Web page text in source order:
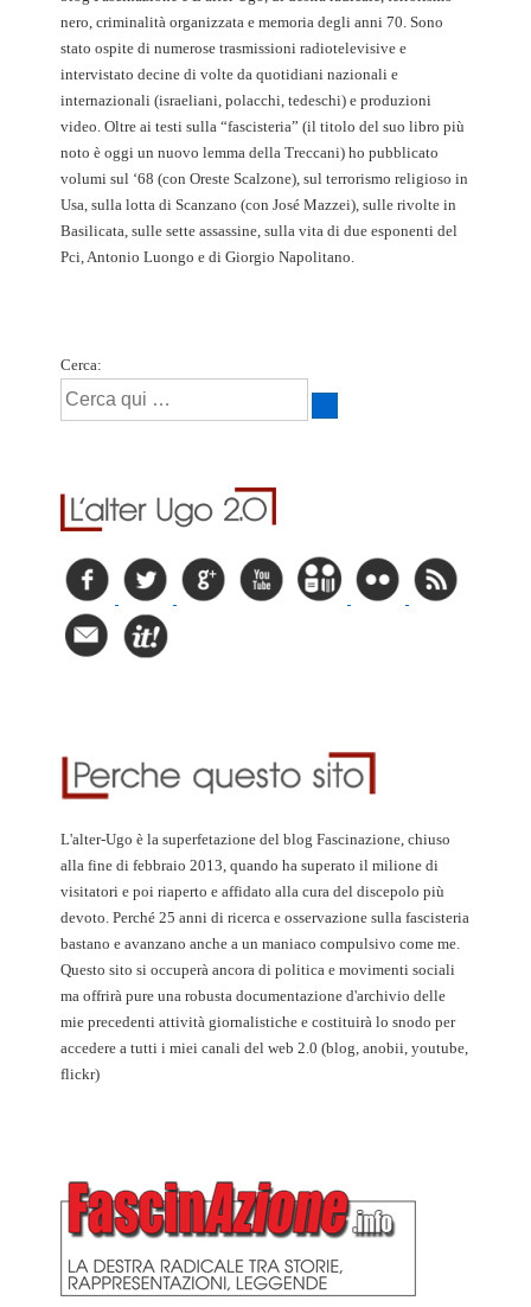
nero, criminalità organizzata e memoria degli anni 70. Sono
stato ospite di numerose trasmissioni radiotelevisive e
intervistato decine di volte da quotidiani nazionali e
internazionali (israeliani, polacchi, tedeschi) e produzioni
video. Oltre ai testi sulla “fascisteria” (il titolo del suo libro più
noto è oggi un nuovo lemma della Treccani) ho pubblicato
volumi sul ‘68 (con Oreste Scalzone), sul terrorismo religioso in
Usa, sulla lotta di Scanzano (con José Mazzei), sulle rivolte in
Basilicata, sulle sette assassine, sulla vita di due esponenti del
Pci, Antonio Luongo e di Giorgio Napolitano.
Cerca:
L'alter-Ugo è la superfetazione del blog Fascinazione, chiuso
alla fine di febbraio 2013, quando ha superato il milione di
visitatori e poi riaperto e affidato alla cura del discepolo più
devoto. Perché 25 anni di ricerca e osservazione sulla fascisteria
bastano e avanzano anche a un maniaco compulsivo come me.
Questo sito si occuperà ancora di politica e movimenti sociali
ma offrirà pure una robusta documentazione d'archivio delle
mie precedenti attività giornalistiche e costituirà lo snodo per
accedere a tutti i miei canali del web 2.0 (blog, anobii, youtube,
flickr)